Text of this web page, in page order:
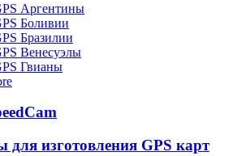
Аргентины
Боливии
Бразилии
Венесуэлы
Гвианы
изготовления GPS карт